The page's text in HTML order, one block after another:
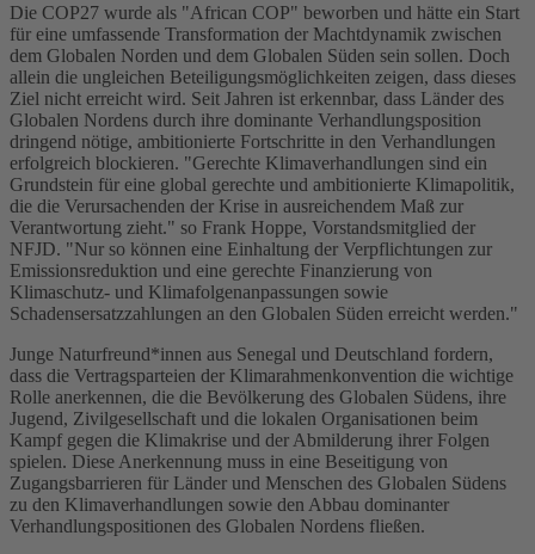
Die COP27 wurde als "African COP" beworben und hätte ein Start
für eine umfassende Transformation der Machtdynamik zwischen
dem Globalen Norden und dem Globalen Süden sein sollen. Doch
allein die ungleichen Beteiligungsmöglichkeiten zeigen, dass dieses
Ziel nicht erreicht wird. Seit Jahren ist erkennbar, dass Länder des
Globalen Nordens durch ihre dominante Verhandlungsposition
dringend nötige, ambitionierte Fortschritte in den Verhandlungen
erfolgreich blockieren. "Gerechte Klimaverhandlungen sind ein
Grundstein für eine global gerechte und ambitionierte Klimapolitik,
die die Verursachenden der Krise in ausreichendem Maß zur
Verantwortung zieht." so Frank Hoppe, Vorstandsmitglied der
NFJD. "Nur so können eine Einhaltung der Verpflichtungen zur
Emissionsreduktion und eine gerechte Finanzierung von
Klimaschutz- und Klimafolgenanpassungen sowie
Schadensersatzzahlungen an den Globalen Süden erreicht werden."
Junge Naturfreund*innen aus Senegal und Deutschland fordern,
dass die Vertragsparteien der Klimarahmenkonvention die wichtige
Rolle anerkennen, die die Bevölkerung des Globalen Südens, ihre
Jugend, Zivilgesellschaft und die lokalen Organisationen beim
Kampf gegen die Klimakrise und der Abmilderung ihrer Folgen
spielen. Diese Anerkennung muss in eine Beseitigung von
Zugangsbarrieren für Länder und Menschen des Globalen Südens
zu den Klimaverhandlungen sowie den Abbau dominanter
Verhandlungspositionen des Globalen Nordens fließen.